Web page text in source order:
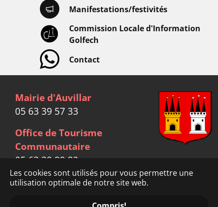
Les cookies sont utilisés pour vous permettre une
utilisation optimale de notre site web.
Manifestations/festivités
Commission Locale d'Information
Golfech
Contact
Mairie d'Auvillar
05 63 39 57 33
Office de Tourisme
Communautaire
05 63 39 89 82
Facebook